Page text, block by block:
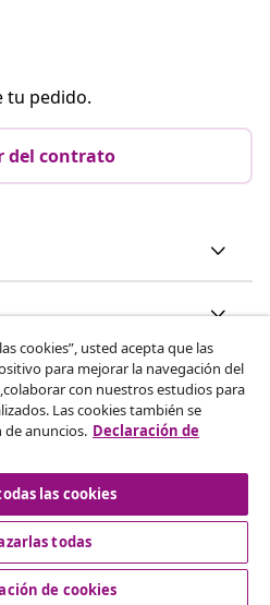
tu pedido.
del contrato
cookies”, usted acepta que las
para mejorar la navegación del
con nuestros estudios para
Las cookies también se
de anuncios. Declaración de
las cookies
todas
de cookies